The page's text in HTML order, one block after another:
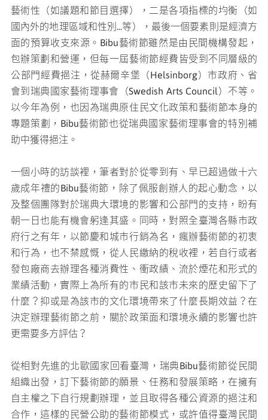
藝術性（如議題和節目選擇），二是各項指標的均衡（如
國內外的地理區域和性別...等），最後一個要素則是經濟方
面的預算收支來源。Bibu藝術節雖然是由民間機構發起，
包辦策劃和營運，但每一屆藝術節經費皆受到不同層級的
公部門經費挹注，從赫爾辛堡（Helsinborg）市政府、省
會到瑞典國家藝術理事會（Swedish Arts Council）不等。
以今年為例，也因為瑞典原住民文化政策和藝術節本身的
專題策劃，Bibu藝術節也從瑞典國家藝術理事會的特別補
助中獲得挹注。
一個小時的訪談裡，筆者對於從零到有、早已超過做十六
歲成年禮的Bibu藝術節，除了佩服創辦人的起心動念，以
及整個團隊對於瑞典大環境的影響和公部門的支持，盼有
朝一日也能有機會躬逢其盛。同時，對照全臺灣各縣市政
府行之有年，以節慶和城市行銷為名，瘋辦藝術節的初衷
和行為，也不禁感慨，從人民繳納的稅收裡，若自行或者
發包廠商去辦理各種消費性、衝政績、流於煙花和形式的
業績活動，實際上為所有的市民和該市未來的歷史留下了
什麼？抑或是為該市的文化環境帶來了什麼長期效益？在
決定辦理藝術節之前，關於政策面和環境永續的影響也許
更需要多方評估？
從相對先進的北歐國家回看臺灣，瑞典Bibu藝術節從民間
組織出發，訂下藝術節的願景、任務和發展策略，在擁有
自主權之下自行規劃辦理，並且取得各種公資源的挹注和
合作，這樣的民營公助的藝術節模式，或許值得臺灣民間